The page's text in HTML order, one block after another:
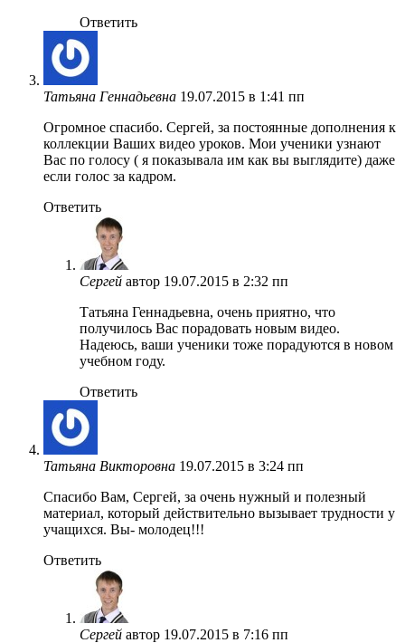
Ответить
Татьяна Геннадьевна 19.07.2015 в 1:41 пп
Огромное спасибо. Сергей, за постоянные дополнения к
коллекции Ваших видео уроков. Мои ученики узнают
Вас по голосу ( я показывала им как вы выглядите) даже
если голос за кадром.
Ответить
Сергей автор 19.07.2015 в 2:32 пп
Татьяна Геннадьевна, очень приятно, что
получилось Вас порадовать новым видео.
Надеюсь, ваши ученики тоже порадуются в новом
учебном году.
Ответить
Татьяна Викторовна 19.07.2015 в 3:24 пп
Спасибо Вам, Сергей, за очень нужный и полезный
материал, который действительно вызывает трудности у
учащихся. Вы- молодец!!!
Ответить
Сергей автор 19.07.2015 в 7:16 пп